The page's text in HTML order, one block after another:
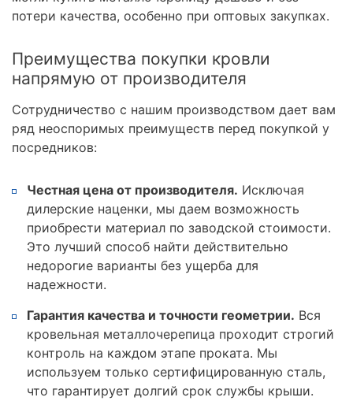
потери качества, особенно при оптовых закупках.
Преимущества покупки кровли
напрямую от производителя
Сотрудничество с нашим производством дает вам
ряд неоспоримых преимуществ перед покупкой у
посредников:
Честная цена от производителя. Исключая
дилерские наценки, мы даем возможность
приобрести материал по заводской стоимости.
Это лучший способ найти действительно
недорогие варианты без ущерба для
надежности.
Гарантия качества и точности геометрии. Вся
кровельная металлочерепица проходит строгий
контроль на каждом этапе проката. Мы
используем только сертифицированную сталь,
что гарантирует долгий срок службы крыши.